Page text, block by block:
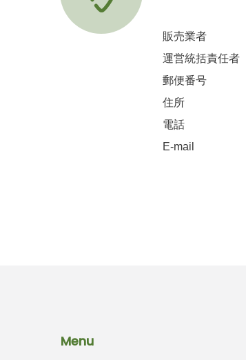
販売業者
運営統括責任者
郵便番号
住所
電話
E-mail
Menu